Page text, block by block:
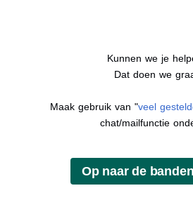
Kunnen we je
Dat doen we
Maak gebruik van "veel
chat/mailfunctie